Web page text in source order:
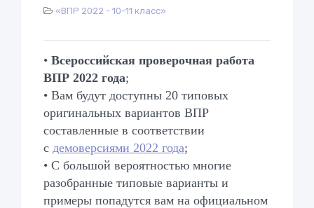
«ВПР 2022 - 10-11 класс»
• Всероссийская проверочная работа
ВПР 2022 года;
• Вам будут доступны 20 типовых
оригинальных вариантов ВПР
составленные в соответствии
с демоверсиями 2022 года;
• С большой вероятностью многие
разобранные типовые варианты и
примеры попадутся вам на официальном